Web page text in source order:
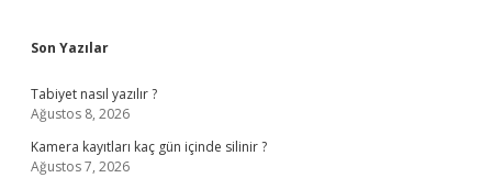
Son Yazılar
Tabiyet nasıl yazılır ?
Ağustos 8, 2026
Kamera kayıtları kaç gün içinde silinir ?
Ağustos 7, 2026